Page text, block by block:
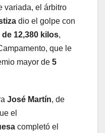
variada, el árbitro
dio el golpe con
12,380 kilos,
que le
mayor de 5
José Martín, de
el
completó el